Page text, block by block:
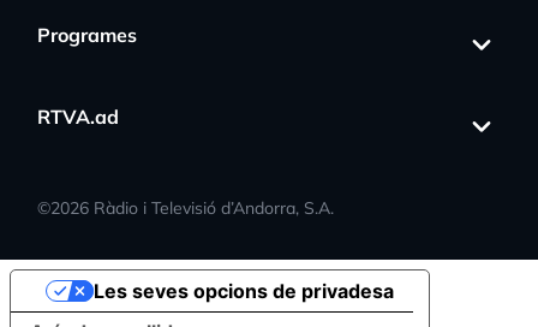
Programes
RTVA.ad
©2026 Ràdio i Televisió d’Andorra, S.A.
Les seves opcions de privadesa